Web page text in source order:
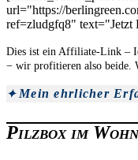
url="https://
ref=zludgfq8" text="Jetzt
Dies ist ein Affiliate-Link –
− wir profitieren also beide.
Mein ehrlicher
Pilzbox im